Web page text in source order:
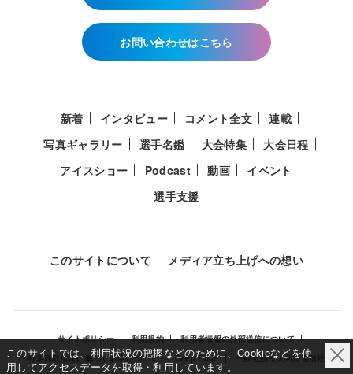
お問い合わせはこちら
新着 インタビュー コメント全文
連載
写真ギャラリー
選手名鑑 大会特集
大会日程
アイスショー
Podcast 動画
イベント
選手支援
このサイトについて メディア立ち上げへの想い
サイトポリシー 利用規約
利用者情報の外部送信について
特定商取引法に基づく表示について
Deep Edge 一般社団法人共同通信社
このサイトでは、利用状況の把握などのために、Cookieなどを使
用してアクセスデータを取得・利用しています。